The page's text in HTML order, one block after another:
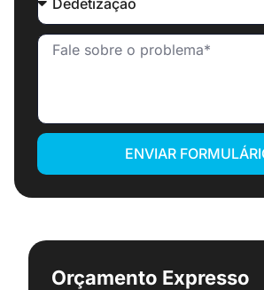
ENVIAR
Orçamento Expresso